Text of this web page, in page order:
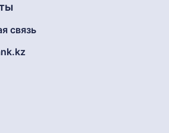
связь